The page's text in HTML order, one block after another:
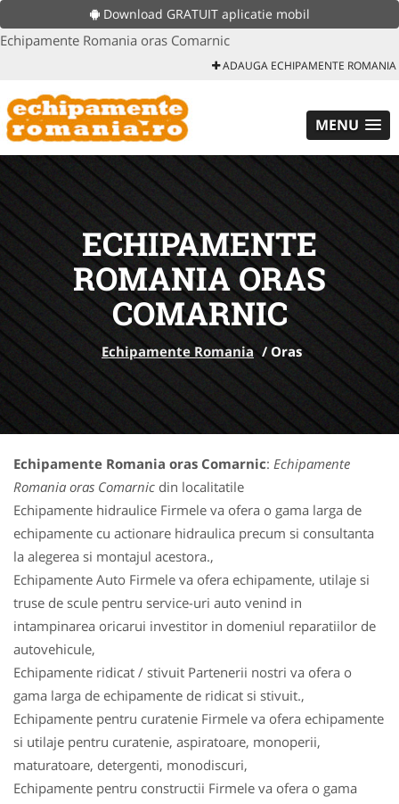
Download GRATUIT aplicatie mobil
Echipamente Romania oras Comarnic
ADAUGA ECHIPAMENTE ROMANIA
MENU
ECHIPAMENTE
ROMANIA ORAS
COMARNIC
Echipamente Romania / Oras
Echipamente Romania oras Comarnic: Echipamente
Romania oras Comarnic din localitatile
Echipamente hidraulice Firmele va ofera o gama larga de
echipamente cu actionare hidraulica precum si consultanta
la alegerea si montajul acestora.,
Echipamente Auto Firmele va ofera echipamente, utilaje si
truse de scule pentru service-uri auto venind in
intampinarea oricarui investitor in domeniul reparatiilor de
autovehicule,
Echipamente ridicat / stivuit Partenerii nostri va ofera o
gama larga de echipamente de ridicat si stivuit.,
Echipamente pentru curatenie Firmele va ofera echipamente
si utilaje pentru curatenie, aspiratoare, monoperii,
maturatoare, detergenti, monodiscuri,
Echipamente pentru constructii Firmele va ofera o gama